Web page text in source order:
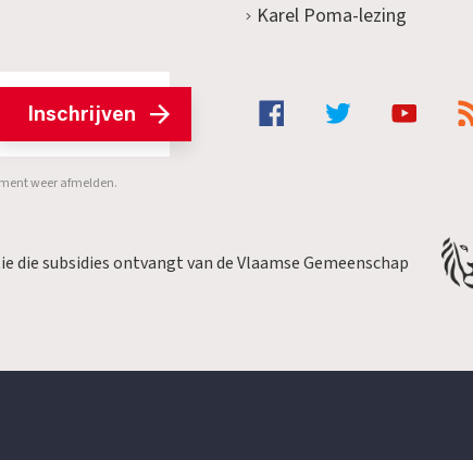
Karel Poma-lezing
Inschrijven
weer afmelden.
subsidies ontvangt van de Vlaamse Gemeenschap